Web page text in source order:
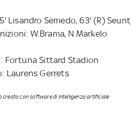
Lisandro Semedo, 63' (R)
W.Brama, N.Markelo
Fortuna Sittard Stadion
Laurens Gerrets
creato con software di intelligenza artificiale